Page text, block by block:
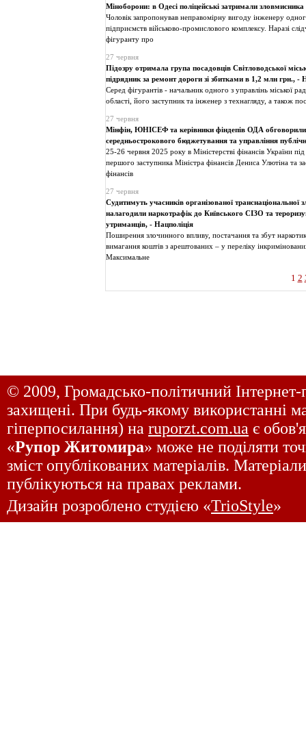
Міноборони: в Одесі поліцейські затримали зловмисника
Чоловік запропонував неправомірну вигоду інженеру
підприємств військово-промислового комплексу. Наразі
фігуранту про
27 червня
Підозру отримала група посадовців Світловодської
підрядник за ремонт дороги зі збитками в 1,2 млн грн., -
Серед фігурантів - начальник одного з управлінь міської
області, його заступник та інженер з технагляду, а також
27 червня
Мінфін, ЮНІСЕФ та керівники фіндепів ОДА обговорили
середньострокового бюджетування та управління
25-26 червня 2025 року в Міністерстві фінансів України
першого заступника Міністра фінансів Дениса Улютіна та
фінансів
27 червня
Судитимуть учасників організованої транснаціональної
налагодили наркотрафік до Київського СІЗО та
утриманців, - Нацполіція
Поширення злочинного впливу, постачання та збут
вимагання коштів з арештованих – у переліку
Максимальне
1 2
© 2009, Громадсько-політичний Інтернет-
захищені. При будь-якому використанні
гіперпосилання) на ruporzt.com.ua є
«Рупор Житомира» може не поділяти
зміст опублікованих матеріалів.
публікуються на правах реклами.
Дизайн розроблено студією «TrioStyle»